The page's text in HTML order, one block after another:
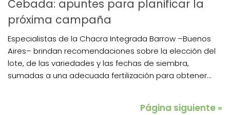
Cebada: apuntes para planificar la
próxima campaña
Especialistas de la Chacra Integrada Barrow –Buenos
Aires– brindan recomendaciones sobre la elección del
lote, de las variedades y las fechas de siembra,
sumadas a una adecuada fertilización para obtener...
Página siguiente »